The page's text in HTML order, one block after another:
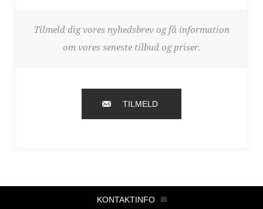
Tilmeld dig vores nyhedsbrev og få information
om vores seneste tilbud og priser.
TILMELD
KONTAKTINFO